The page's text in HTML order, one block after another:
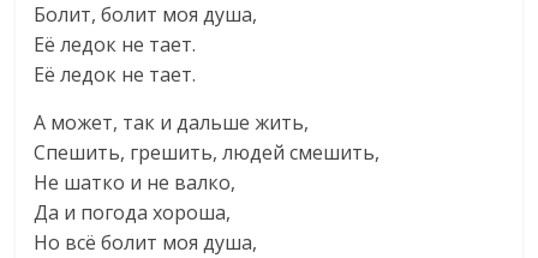
Болит, болит моя душа,
Её ледок не тает.
Её ледок не тает.
А может, так и дальше жить,
Спешить, грешить, людей смешить,
Не шатко и не валко,
Да и погода хороша,
Но всё болит моя душа,